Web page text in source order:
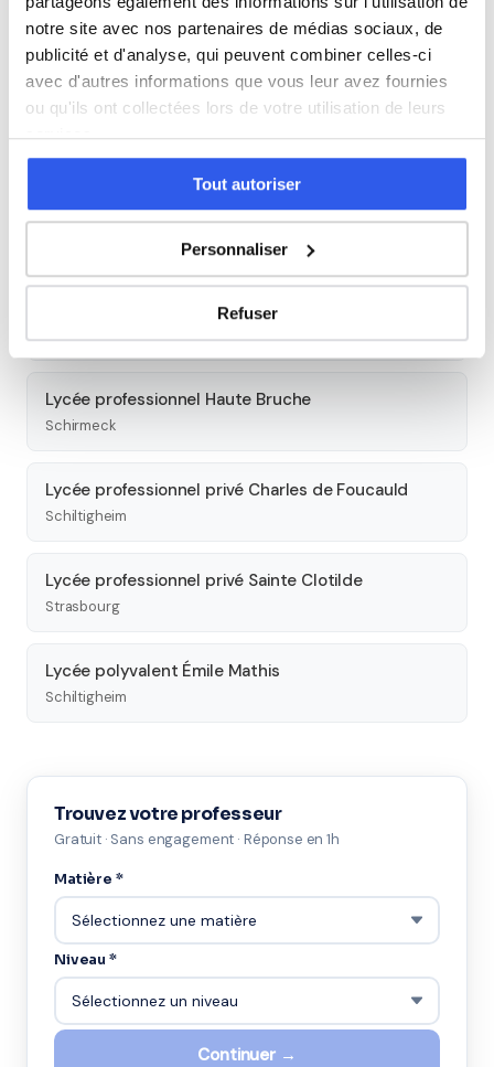
notre site avec nos partenaires de médias sociaux, de
publicité et d'analyse, qui peuvent combiner celles-ci
avec d'autres informations que vous leur avez fournies
ou qu'ils ont collectées lors de votre utilisation de leurs
services.
Tout autoriser
Personnaliser
Refuser
Cours par niveau
Seconde Première Terminale
Autres lycées à proximité
Lycée privé ORT
Lycée Robert Schuman
Haguenau
Lycée professionnel Haute Bruche
Schirmeck
Lycée professionnel privé Charles de Foucauld
Schiltigheim
Lycée professionnel privé Sainte Clotilde
Strasbourg
Lycée polyvalent Émile Mathis
Schiltigheim
Trouvez votre professeur
Gratuit · Sans engagement · Réponse en 1h
Matière *
Niveau *
Continuer →